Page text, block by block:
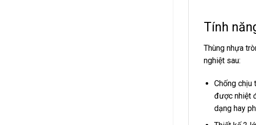
Tính
Thùng nhựa
nghiệt sau:
Chống chịu
được nhiệt
dạng hay